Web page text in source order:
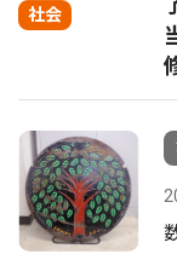
社会